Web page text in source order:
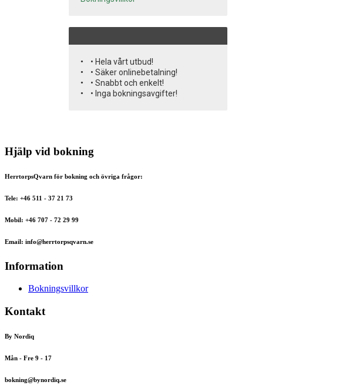
• Hela vårt utbud!
• Säker onlinebetalning!
• Snabbt och enkelt!
• Inga bokningsavgifter!
Hjälp vid bokning
HerrtorpsQvarn för bokning och övriga frågor:
Tele: +46 511 - 37 21 73
Mobil: +46 707 - 72 29 99
Email: info@herrtorpsqvarn.se
Information
Bokningsvillkor
Kontakt
By Nordiq
Mån - Fre 9 - 17
bokning@bynordiq.se